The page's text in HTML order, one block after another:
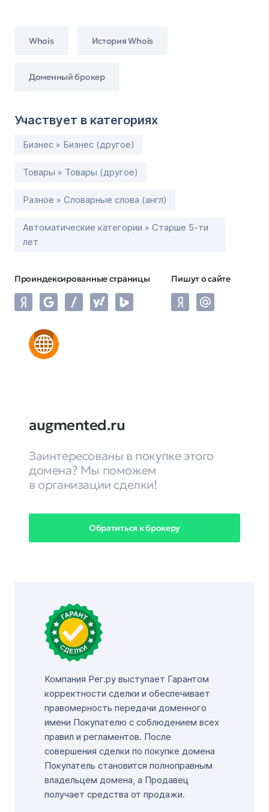
Whois История Whois
Доменный брокер
Участвует в категориях
Бизнес » Бизнес (другое)
Товары » Товары (другое)
Разное » Словарные слова (англ)
Автоматические категории » Старше 5-ти
лет
Проиндексированные страницы Пишут о сайте
augmented.ru
Заинтересованы в покупке этого
домена? Мы поможем
в организации сделки!
Обратиться к брокеру
Компания Рег.ру выступает Гарантом
корректности сделки и обеспечивает
правомерность передачи доменного
имени Покупателю с соблюдением всех
правил и регламентов. После
совершения сделки по покупке домена
Покупатель становится полноправным
владельцем домена, а Продавец
получает средства от продажи.